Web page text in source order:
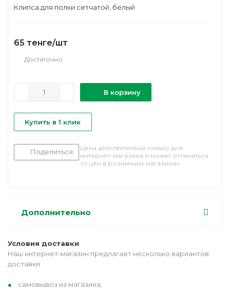
Клипса для полки сетчатой, белый
65 тенге/шт
Достаточно
В корзину
Купить в 1 клик
Поделиться
Цена действительна только для
интернет-магазина и может отличаться
от цен в розничных магазинах
Дополнительно
Условия доставки
Наш интернет-магазин предлагает несколько вариантов
доставки:
самовывоз из магазина;